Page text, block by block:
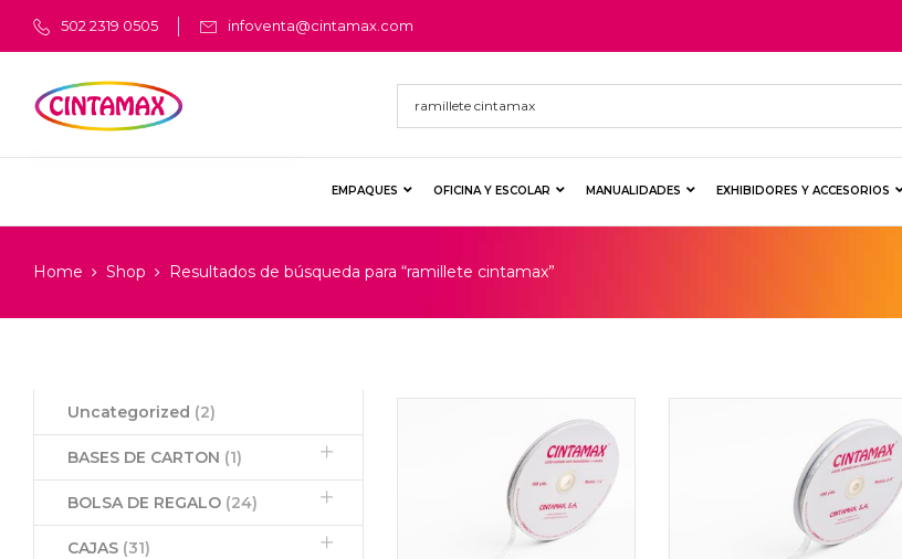
502 2319 0505 infoventa@cintamax.com
EMPAQUES OFICINA Y ESCOLAR MANUALIDADES EXHIBIDORES Y ACCESORIOS
Home Shop Resultados de búsqueda para “ramillete cintamax”
Uncategorized (2)
BASES DE CARTON (1)
BOLSA DE REGALO (24)
CAJAS (31)